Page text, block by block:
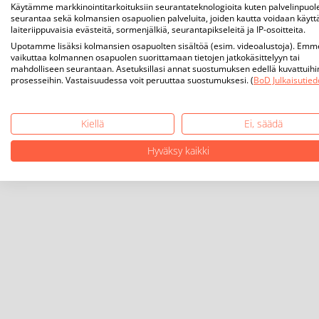
Käytämme markkinointitarkoituksiin seurantateknologioita kuten
seurantaa sekä kolmansien osapuolien palveluita, joiden kautta voidaan
laiteriippuvaisia evästeitä, sormenjälkiä, seurantapikseleitä ja IP-osoitteita.
Upotamme lisäksi kolmansien osapuolten sisältöä (esim. videoalustoja).
vaikuttaa kolmannen osapuolen suorittamaan tietojen jatkokäsittelyyn tai
mahdolliseen seurantaan. Asetuksillasi annat suostumuksen edellä
prosesseihin. Vastaisuudessa voit peruuttaa suostumuksesi. (BoD
Kiellä
Ei, säädä
Hyväksy kaikki